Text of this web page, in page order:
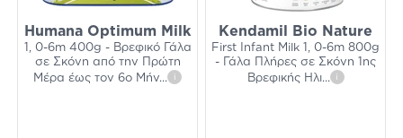
Humana Optimum Milk
1, 0-6m 400g - Βρεφικό Γάλα
σε Σκόνη από την Πρώτη
Μέρα έως τον 6ο Μήν... i
Kendamil Bio Nature
First Infant Milk 1, 0-6m 800g
- Γάλα Πλήρες σε Σκόνη 1ης
Βρεφικής Ηλι... i